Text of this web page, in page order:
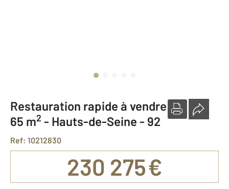
Restauration rapide à vendre
65 m2 - Hauts-de-Seine - 92
Ref: 10212830
230 275 €